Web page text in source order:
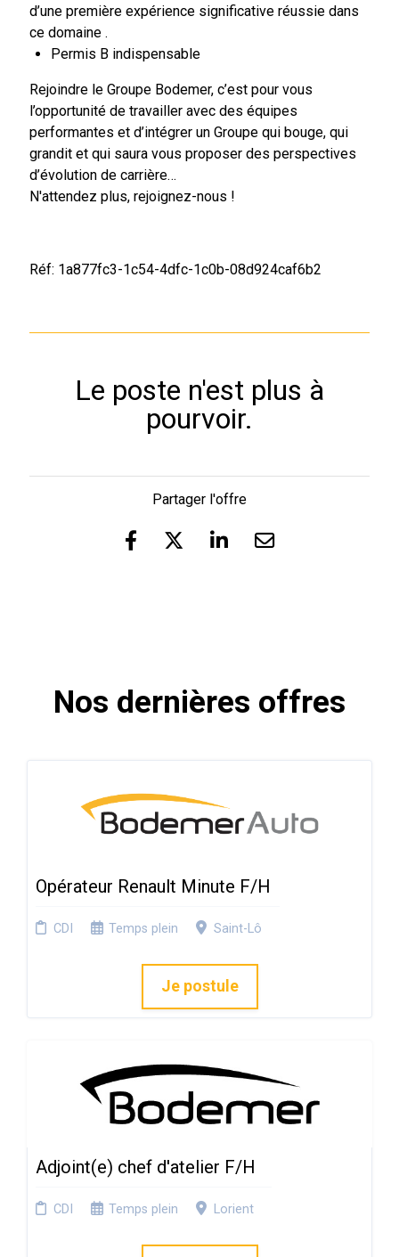
d’une première expérience significative réussie dans
ce domaine .
Permis B indispensable
Rejoindre le Groupe Bodemer, c’est pour vous
l’opportunité de travailler avec des équipes
performantes et d’intégrer un Groupe qui bouge, qui
grandit et qui saura vous proposer des perspectives
d’évolution de carrière…
N'attendez plus, rejoignez-nous !
Réf: 1a877fc3-1c54-4dfc-1c0b-08d924caf6b2
Le poste n'est plus à
pourvoir.
Partager l'offre
Nos dernières offres
Opérateur Renault Minute F/H
CDI Temps plein Saint-Lô
Je postule
Adjoint(e) chef d'atelier F/H
CDI Temps plein Lorient